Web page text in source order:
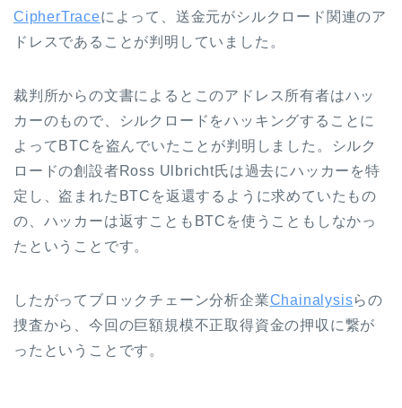
CipherTraceによって、送金元がシルクロード関連のア
ドレスであることが判明していました。
裁判所からの文書によるとこのアドレス所有者はハッ
カーのもので、シルクロードをハッキングすることに
よってBTCを盗んでいたことが判明しました。シルク
ロードの創設者Ross Ulbricht氏は過去にハッカーを特
定し、盗まれたBTCを返還するように求めていたもの
の、ハッカーは返すこともBTCを使うこともしなかっ
たということです。
したがってブロックチェーン分析企業Chainalysisらの
捜査から、今回の巨額規模不正取得資金の押収に繋が
ったということです。